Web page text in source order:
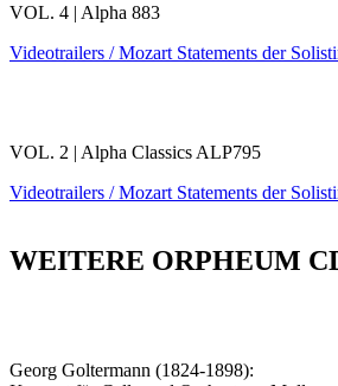
VOL. 4 | Alpha 883
Videotrailers / Mozart Statements der
VOL. 2 | Alpha Classics ALP795
Videotrailers / Mozart Statements der
WEITERE ORPHEUM
Georg Goltermann (1824-1898):